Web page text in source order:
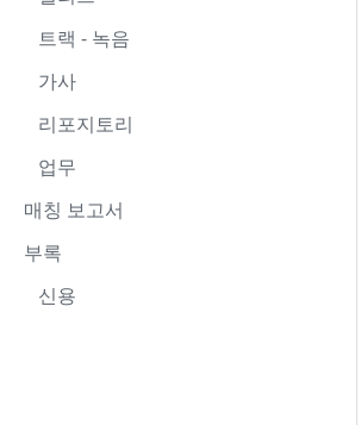
트랙 - 녹음
가사
리포지토리
업무
매칭 보고서
부록
신용